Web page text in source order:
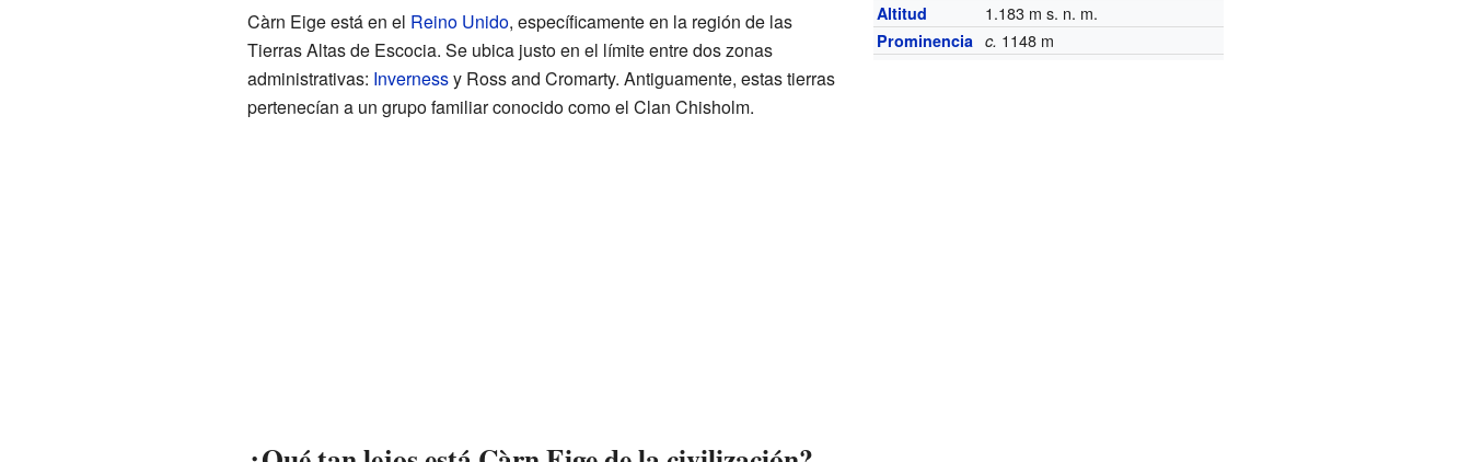
Altitud
1.183 m s. n. m.
Prominencia c. 1148 m
Càrn Eige está en el Reino Unido, específicamente en la región de las
Tierras Altas de Escocia. Se ubica justo en el límite entre dos zonas
administrativas: Invernessy Ross and Cromarty. Antiguamente, estas tierras
pertenecían a un grupo familiar conocido como el Clan Chisholm.